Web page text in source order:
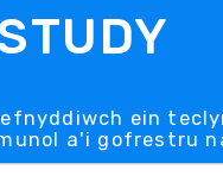
ein
a'i gofrestru